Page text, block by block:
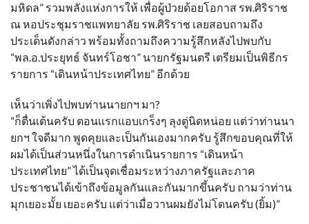
มหิดล” รวมพลังแห่งการให้ เพื่อผู้ป่วยด้อยโอกาส รพ.ศิริราช
ณ หอประชุมราชแพทยาลัย รพ.ศิริราช เลยสอบถามถึง
ประเด็นดังกล่าว พร้อมทั้งถามถึงความรู้สึกหลังไปพบกับ
“พล.อ.ประยุทธ์ จันทร์โอชา” นายกรัฐมนตรี เตรียมเป็นพิธีกร
รายการ “เดินหน้าประเทศไทย” อีกด้วย
เห็นว่าเพิ่งไปพบท่านนายกฯ มา?
“ก็ตื่นเต้นครับ ตอนแรกแอบเกร็งๆ ลุงตู่นิดหน่อย แต่ว่าท่านนา
ยกฯ ใจดีมาก พูดคุยและเป็นกันเองมากครับ รู้สึกขอบคุณที่ให้
ผมได้เป็นส่วนหนึ่งในการดำเนินรายการ “เดินหน้า
ประเทศไทย” ได้เป็นจุดเชื่อมระหว่างภาครัฐและภาค
ประชาชนได้เข้าถึงข้อมูลกันและกันมากขึ้นครับ ถามว่าท่าน
มุกเยอะมั้ย เยอะครับ แต่ว่าเมื่อวานผมยังไม่โดนครับ (ยิ้ม)”